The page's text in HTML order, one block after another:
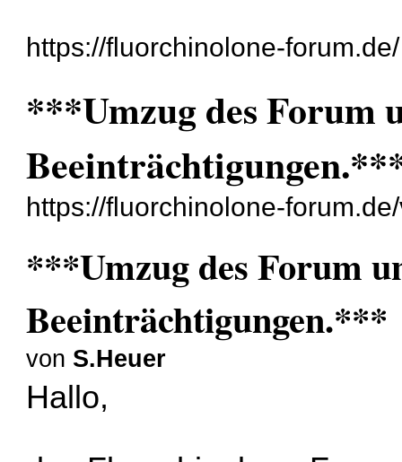
https://fluorchinolone-forum.de/
***Umzug des Forum
https://fluorchinolone-
***Umzug des Forum
Beeinträchtigungen.***
von S.Heuer
Hallo,